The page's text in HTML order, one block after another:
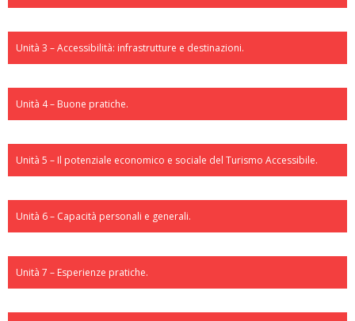
Unità 3 – Accessibilità: infrastrutture e destinazioni.
Unità 4 – Buone pratiche.
Unità 5 – Il potenziale economico e sociale del Turismo Accessibile.
Unità 6 – Capacità personali e generali.
Unità 7 – Esperienze pratiche.